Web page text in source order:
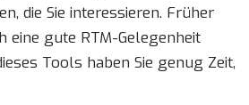
die Sie interessieren. Früher
eine gute RTM-Gelegenheit
Tools haben Sie genug Zeit,